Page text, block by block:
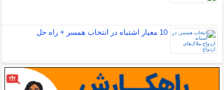
10 معیار اشتباه در انتخاب همسر + راه حل